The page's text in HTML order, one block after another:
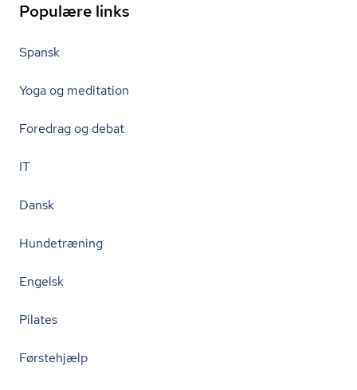
Populære links
Spansk
Yoga og meditation
Foredrag og debat
IT
Dansk
Hundetræning
Engelsk
Pilates
Førstehjælp